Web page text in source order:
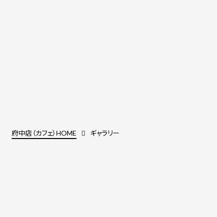
府中店（カフェ）HOME ギャラリー